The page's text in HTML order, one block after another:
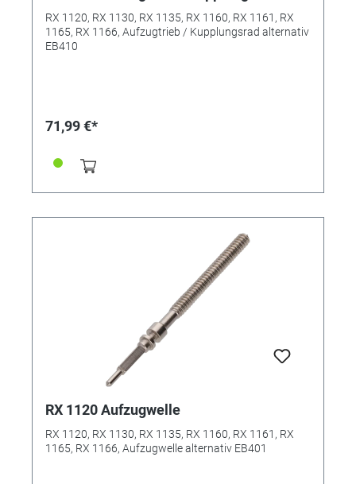
RX 1120, RX 1130, RX 1135, RX 1160, RX 1161, RX
1165, RX 1166, Aufzugtrieb / Kupplungsrad alternativ
EB410
71,99 €*
RX 1120 Aufzugwelle
RX 1120, RX 1130, RX 1135, RX 1160, RX 1161, RX
1165, RX 1166, Aufzugwelle alternativ EB401